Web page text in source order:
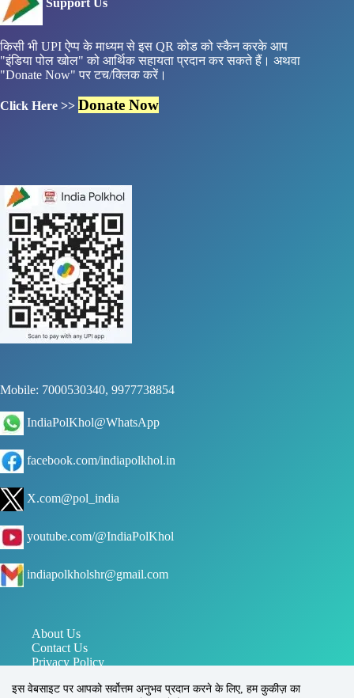
इस वेबसाइट पर आपको सर्वोत्तम अनुभव प्रदान करने के लिए, हम कुकीज़ का
Support Us
किसी भी UPI ऐप्प के माध्यम से इस QR कोड को स्कैन करके आप
"इंडिया पोल खोल" को आर्थिक सहायता प्रदान कर सकते हैं। अथवा
"Donate Now" पर टच/क्लिक करें।
Click Here >> Donate Now
Mobile: 7000530340, 9977738854
IndiaPolKhol@WhatsApp
facebook.com/indiapolkhol.in
X.com@pol_india
youtube.com/@IndiaPolKhol
indiapolkholshr@gmail.com
About Us
Contact Us
Privacy Policy
पत्र सूचना कार्यालय PIB